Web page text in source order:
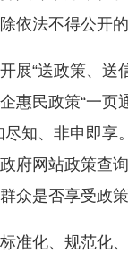
依法不得公开
展“送政策、送
惠民政策“一页
尽知、非申即
府网站政策查
众是否享受政
准化、规范化